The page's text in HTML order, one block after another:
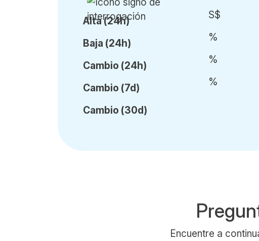
Alta (24h)
Baja (24h)
Cambio (24h)
Cambio (7d)
Cambio (30d)
S$
%
%
%
Encuentre a